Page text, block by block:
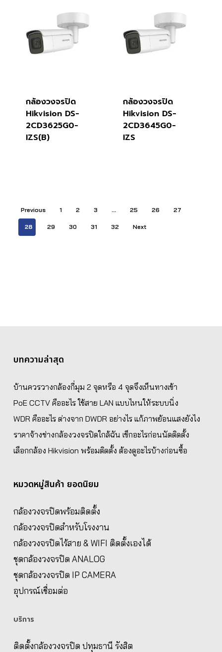
กล้องวงจรปิด
Hikvision DS-
2CD3625G0-
IZS(B)
กล้องวงจรปิด
Hikvision DS-
2CD3645G0-
IZS
Previous 1 2 3 … 25 26 27
28 29 30 31 32 Next
บทความล่าสุด
บ้านควรวางกล้องกี่มุม 2 จุดหรือ 4 จุดจึงเห็นทางเข้า
PoE CCTV คืออะไร ใช้สาย LAN แบบไหนให้ระบบนิ่ง
WDR คืออะไร ต่างจาก DWDR อย่างไร แก้ภาพย้อนแสงยังไง
ราคาจ้างช่างกล้องวงจรปิดใกล้ฉัน เช็กอะไรก่อนนัดติดตั้ง
เลือกกล้อง Hikvision พร้อมติดตั้ง ต้องดูอะไรบ้างก่อนซื้อ
หมวดหมู่สินค้า ยอดนิยม
กล้องวงจรปิดพร้อมติดตั้ง
กล้องวงจรปิดสำหรับโรงงาน
กล้องวงจรปิดไร้สาย & WIFI ติดตั้งเองได้
ชุดกล้องวงจรปิด ANALOG
ชุดกล้องวงจรปิด IP CAMERA
อุปกรณ์เชื่อมต่อ
บริการ
ติดตั้งกล้องวงจรปิด ปทุมธานี รังสิต